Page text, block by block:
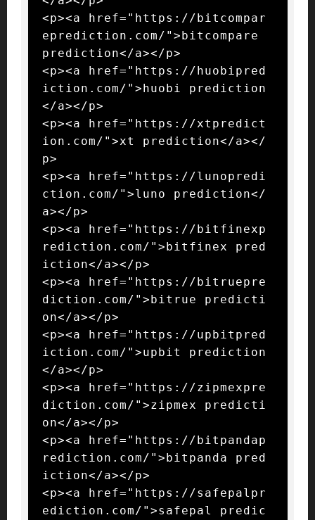
<p><a href="https://bitcompar
eprediction.com/">bitcompare
prediction</a></p>
<p><a href="https://huobipred
iction.com/">huobi prediction
</a></p>
<p><a href="https://xtpredict
ion.com/">xt prediction</a></
p>
<p><a href="https://lunopredi
ction.com/">luno prediction</
a></p>
<p><a href="https://bitfinexp
rediction.com/">bitfinex pred
iction</a></p>
<p><a href="https://bitruepre
diction.com/">bitrue predicti
on</a></p>
<p><a href="https://upbitpred
iction.com/">upbit prediction
</a></p>
<p><a href="https://zipmexpre
diction.com/">zipmex predicti
on</a></p>
<p><a href="https://bitpandap
rediction.com/">bitpanda pred
iction</a></p>
<p><a href="https://safepalpr
ediction.com/">safepal predic